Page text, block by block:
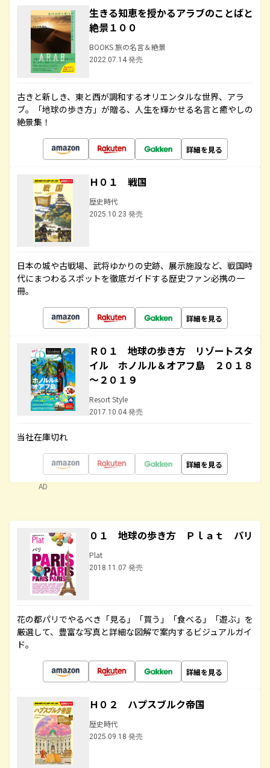
生きる知恵を授かるアラブのことばと
絶景１００
BOOKS 旅の名言＆絶景
2022.07.14 発売
古きと新しき、東と西が調和するオリエンタルな世界、アラ
ブ。「地球の歩き方」が贈る、人生を輝かせる名言と癒やしの
絶景集！
詳細を見る
Ｈ０１ 戦国
歴史時代
2025.10.23 発売
日本の城や古戦場、武将ゆかりの史跡、展示施設など、戦国時
代にまつわるスポットを徹底ガイドする歴史ファン必携の一
冊。
詳細を見る
Ｒ０１ 地球の歩き方 リゾートスタ
イル ホノルル＆オアフ島 ２０１８
～２０１９
Resort Style
2017.10.04 発売
当社在庫切れ
詳細を見る
AD
０１ 地球の歩き方 Ｐｌａｔ パリ
Plat
2018.11.07 発売
花の都パリでやるべき「見る」「買う」「食べる」「遊ぶ」を
厳選して、豊富な写真と詳細な図解で案内するビジュアルガイ
ド。
詳細を見る
Ｈ０２ ハプスブルク帝国
歴史時代
2025.09.18 発売